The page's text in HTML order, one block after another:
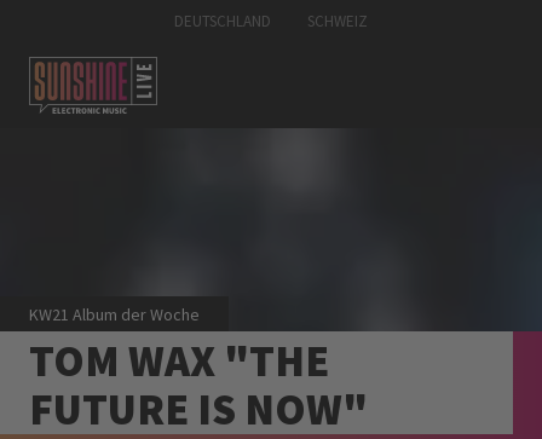
DEUTSCHLAND SCHWEIZ
KW21 Album der Woche
TOM WAX "THE
FUTURE IS NOW"